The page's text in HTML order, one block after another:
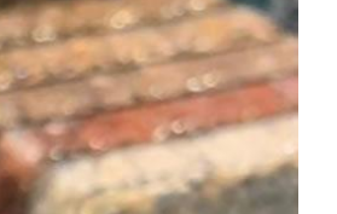
sind Sie es auch? ✉.